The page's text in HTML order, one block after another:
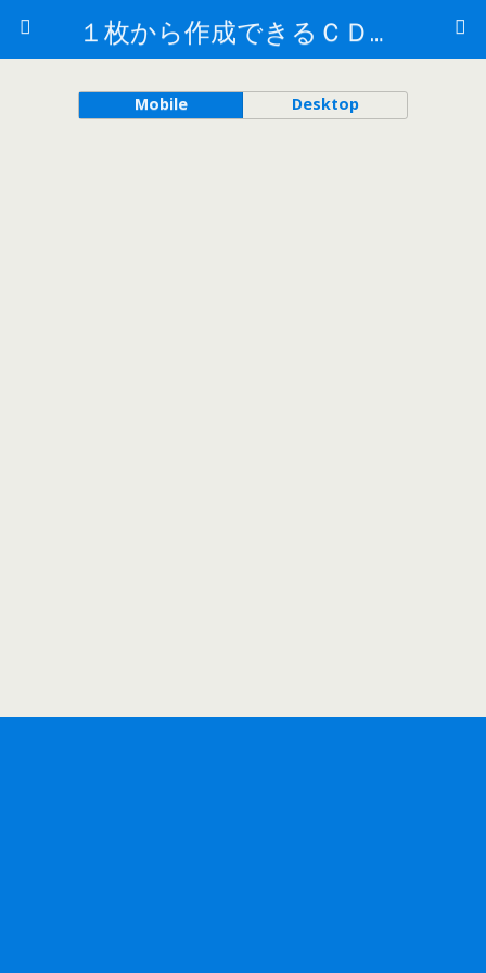
１枚から作成できるＣＤ盤面印刷／大阪梅田／CDラベル印刷はおまかせください
Mobile Desktop